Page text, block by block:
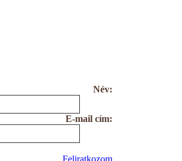
Név:
E-mail cím:
Feliratkozom